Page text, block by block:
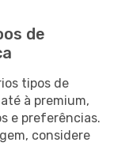
de
tipos de
à premium,
e preferências.
considere